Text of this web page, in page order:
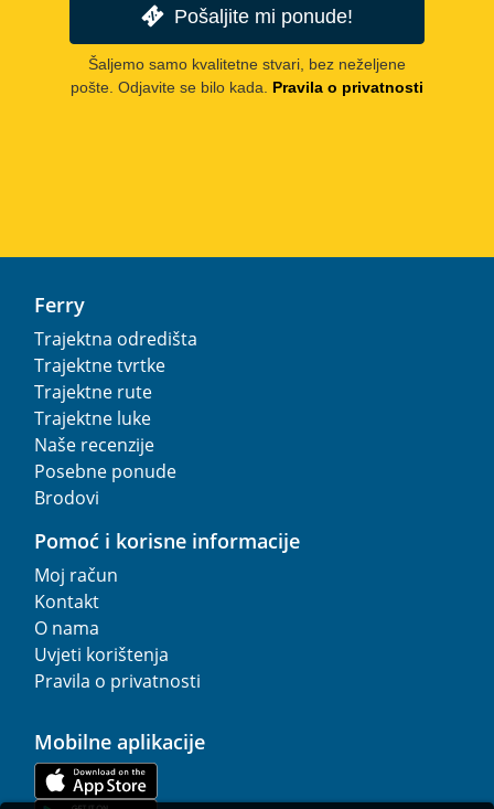
Pošaljite mi ponude!
Šaljemo samo kvalitetne stvari, bez neželjene
pošte. Odjavite se bilo kada. Pravila o privatnosti
Ferry
Trajektna odredišta
Trajektne tvrtke
Trajektne rute
Trajektne luke
Naše recenzije
Posebne ponude
Brodovi
Pomoć i korisne informacije
Moj račun
Kontakt
O nama
Uvjeti korištenja
Pravila o privatnosti
Mobilne aplikacije